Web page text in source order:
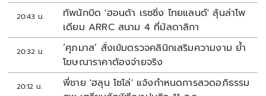
20:43 น.
ทัพนักบิด 'ฮอนด้า เรซซิ่ง ไทยแลนด์' ลุ้นล่าโพ
เดียม ARRC สนาม 4 ที่มัลดาลิกา
20:32 น.
‘ศุภมาส’ สั่งเข้มตรวจคลินิกเสริมความงาม ย้ำ
โฆษณาราคาต้องจ่ายจริง
20:12 น.
พี่ชาย 'ฮลุน โซโล่' แจ้งกำหนดการสวดอภิธรรม